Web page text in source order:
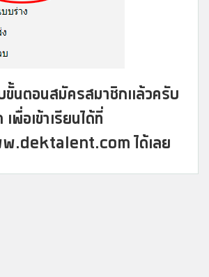
ขั้นตอนสมัครสมาชิกแล้วครับ
พื่อเข้าเรียนได้ที่
ได้เลย